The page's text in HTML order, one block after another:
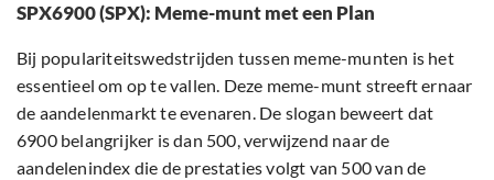
SPX6900 (SPX): Meme-munt met een Plan
Bij populariteitswedstrijden tussen meme-munten is het
essentieel om op te vallen. Deze meme-munt streeft ernaar
de aandelenmarkt te evenaren. De slogan beweert dat
6900 belangrijker is dan 500, verwijzend naar de
aandelenindex die de prestaties volgt van 500 van de